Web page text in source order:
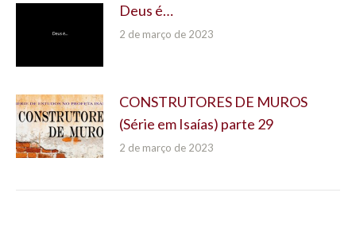
Deus é…
2 de março de 2023
CONSTRUTORES DE MUROS
(Série em Isaías) parte 29
2 de março de 2023